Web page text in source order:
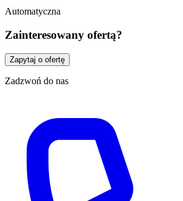
Automatyczna
Zainteresowany ofertą?
Zapytaj o ofertę
Zadzwoń do nas